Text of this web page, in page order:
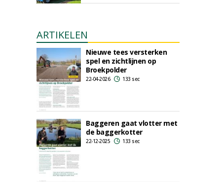
ARTIKELEN
Nieuwe tees versterken
spel en zichtlijnen op
Broekpolder
22-04-2026 133 sec
Baggeren gaat vlotter met
de baggerkotter
22-12-2025 133 sec